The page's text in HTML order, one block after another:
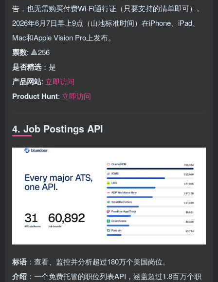
告，也无需购买付费Wi-Fi通行证（只要支持的清单即可）。
2026年6月7日早上9点（山地标准时间）在iPhone、iPad、
Mac和Apple Vision Pro上发布。
票数: 🔺256
是否精选 ：是
产品网站: 立即访问
Product Hunt: 立即访问
4. Job Postings API
标语 ：查看、监控并分析超过180万个美国岗位。
介绍 ：一个免费托管的职位列表API，涵盖超过1.8百万个职